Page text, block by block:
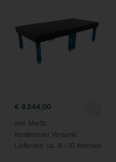
€ 8.544,00
inkl. MwSt.
Kostenloser Versand
Lieferzeit: ca. 8 – 10 Wochen